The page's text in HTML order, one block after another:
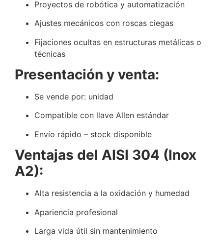
Proyectos de robótica y automatización
Ajustes mecánicos con roscas ciegas
Fijaciones ocultas en estructuras metálicas o
técnicas
Presentación y venta:
Se vende por: unidad
Compatible con llave Allen estándar
Envío rápido – stock disponible
Ventajas del AISI 304 (Inox
A2):
Alta resistencia a la oxidación y humedad
Apariencia profesional
Larga vida útil sin mantenimiento